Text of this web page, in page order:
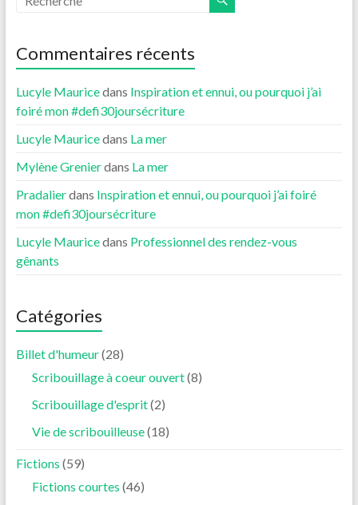
Commentaires récents
Lucyle Mauricedans Inspiration et ennui, ou pourquoi j’ai
foiré mon #defi30joursécriture
Lucyle Mauricedans La mer
Mylène Grenierdans La mer
Pradalierdans Inspiration et ennui, ou pourquoi j’ai foiré
mon #defi30joursécriture
Lucyle Mauricedans Professionnel des rendez-vous
gênants
Catégories
Billet d'humeur(28)
Scribouillage à coeur ouvert(8)
Scribouillage d'esprit(2)
Vie de scribouilleuse(18)
Fictions (59)
Fictions courtes (46)